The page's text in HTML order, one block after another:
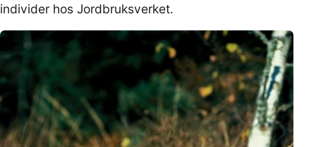
individer hos Jordbruksverket.